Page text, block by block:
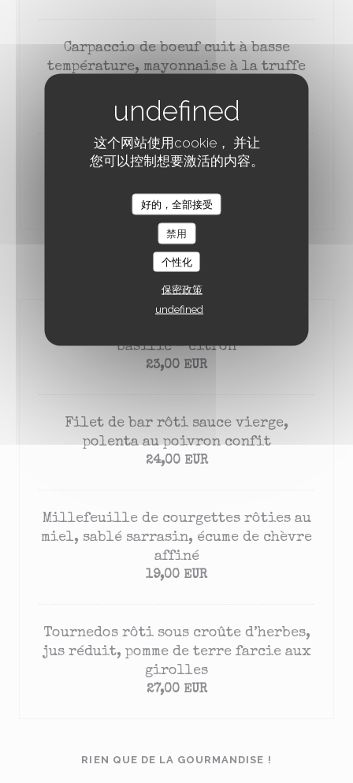
这个网站使用cookie， 并让
您可以控制想要激活的内容。
好的，全部接受
禁用
个性化
保密政策
undefined
Carpaccio de boeuf cuit à basse
température, mayonnaise à la truffe
13,00 EUR
Gaspacho de concombre, mousse de
9,00 EUR
LES CHOSES SÉRIEUSES...
basilic - citron
23,00 EUR
Filet de bar rôti sauce vierge,
polenta au poivron confit
24,00 EUR
Millefeuille de courgettes rôties au
miel, sablé sarrasin, écume de chèvre
affiné
19,00 EUR
Tournedos rôti sous croûte d’herbes,
jus réduit, pomme de terre farcie aux
girolles
27,00 EUR
RIEN QUE DE LA GOURMANDISE !
À TRAVERS CHAMPS